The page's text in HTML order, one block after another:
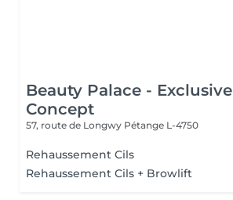
Beauty Palace - Exclusive
Concept
57, route de Longwy Pétange L-4750
Rehaussement Cils
Rehaussement Cils + Browlift